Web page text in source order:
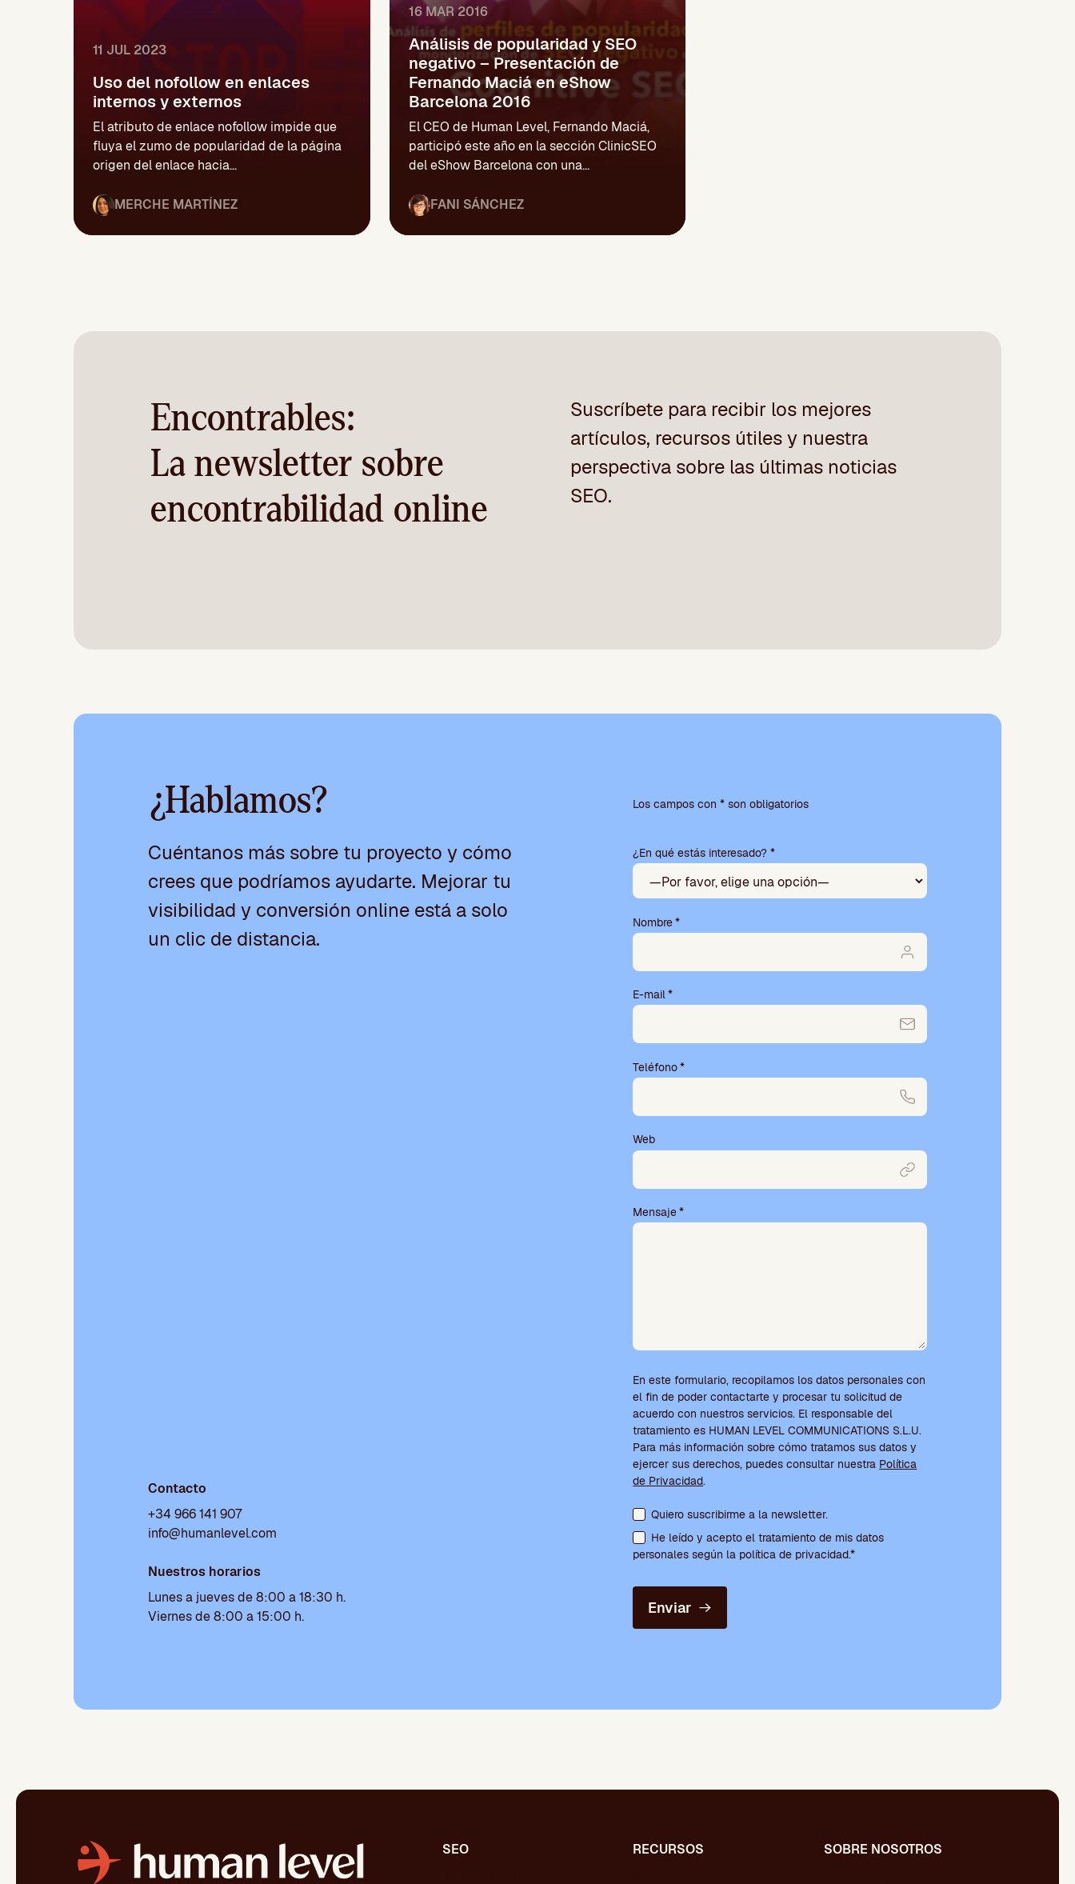
11 JUL 2023
Uso del nofollow en enlaces
internos y externos
El atributo de enlace nofollow impide que
fluya el zumo de popularidad de la página
origen del enlace hacia...
MERCHE MARTÍNEZ
16 MAR 2016
Análisis de popularidad y SEO
negativo – Presentación de
Fernando Maciá en eShow
Barcelona 2016
El CEO de Human Level, Fernando Maciá,
participó este año en la sección ClinicSEO
del eShow Barcelona con una...
FANI SÁNCHEZ
Encontrables:
La newsletter sobre
encontrabilidad online
Suscríbete para recibir los mejores
artículos, recursos útiles y nuestra
perspectiva sobre las últimas noticias
SEO.
¿Hablamos?
Cuéntanos más sobre tu proyecto y cómo
crees que podríamos ayudarte. Mejorar tu
visibilidad y conversión online está a solo
un clic de distancia.
Contacto
+34 966 141 907
info@humanlevel.com
Nuestros horarios
Lunes a jueves de 8:00 a 18:30 h.
Viernes de 8:00 a 15:00 h.
o
a
v
,
d
j
a
e
t
c
o
v
c
í
o
Los campos con * son obligatorios
¿En qué estás interesado? *
Nombre*
E-mail*
Teléfono*
Web
Mensaje*
En este formulario, recopilamos los datos personales con
el fin de poder contactarte y procesar tu solicitud de
acuerdo con nuestros servicios. El responsable del
tratamiento es HUMAN LEVEL COMMUNICATIONS S.L.U.
Para más información sobre cómo tratamos sus datos y
ejercer sus derechos, puedes consultar nuestra Política
de Privacidad.
Aceptación de condiciones y suscripción a la newsletter
Quiero suscribirme a la newsletter.
He leído y acepto el tratamiento de mis datos
personales según la política de privacidad.*
Enviar
SEO RECURSOS SOBRE NOSOTROS